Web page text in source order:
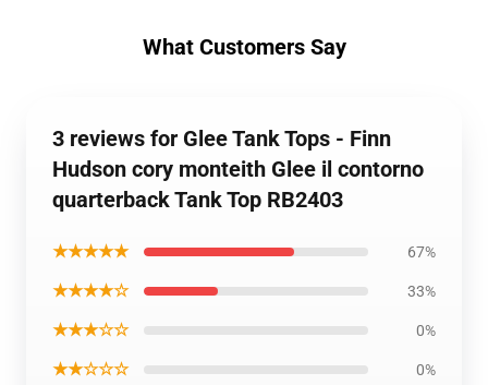
What Customers Say
3 reviews for Glee Tank Tops - Finn
Hudson cory monteith Glee il contorno
quarterback Tank Top RB2403
★★★★★ 67%
★★★★☆ 33%
★★★☆☆ 0%
★★☆☆☆ 0%